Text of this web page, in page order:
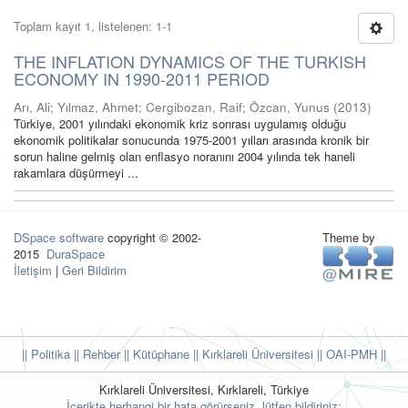
Toplam kayıt 1, listelenen: 1-1
THE INFLATION DYNAMICS OF THE TURKISH
ECONOMY IN 1990-2011 PERIOD
Arı, Ali; Yılmaz, Ahmet; Cergibozan, Raif; Özcan, Yunus (2013)
Türkiye, 2001 yılındaki ekonomik kriz sonrası uygulamış olduğu
ekonomik politikalar sonucunda 1975-2001 yılları arasında kronik bir
sorun haline gelmiş olan enflasyo noranını 2004 yılında tek haneli
rakamlara düşürmeyi ...
DSpace software copyright © 2002-
2015 DuraSpace
İletişim | Geri Bildirim
Theme by
|| Politika || Rehber|| Kütüphane || Kırklareli Üniversitesi || OAI-PMH ||
Kırklareli Üniversitesi, Kırklareli, Türkiye